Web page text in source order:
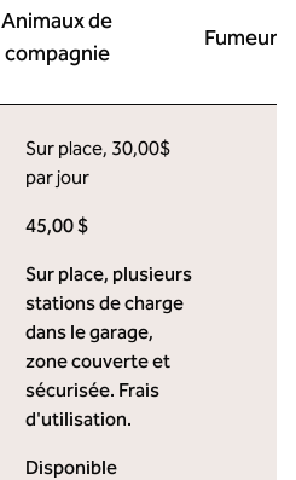
Animaux de
compagnie
Fumeur
Sur place, 30,00$
par jour
45,00 $
Sur place, plusieurs
stations de charge
dans le garage,
zone couverte et
sécurisée. Frais
d'utilisation.
Disponible